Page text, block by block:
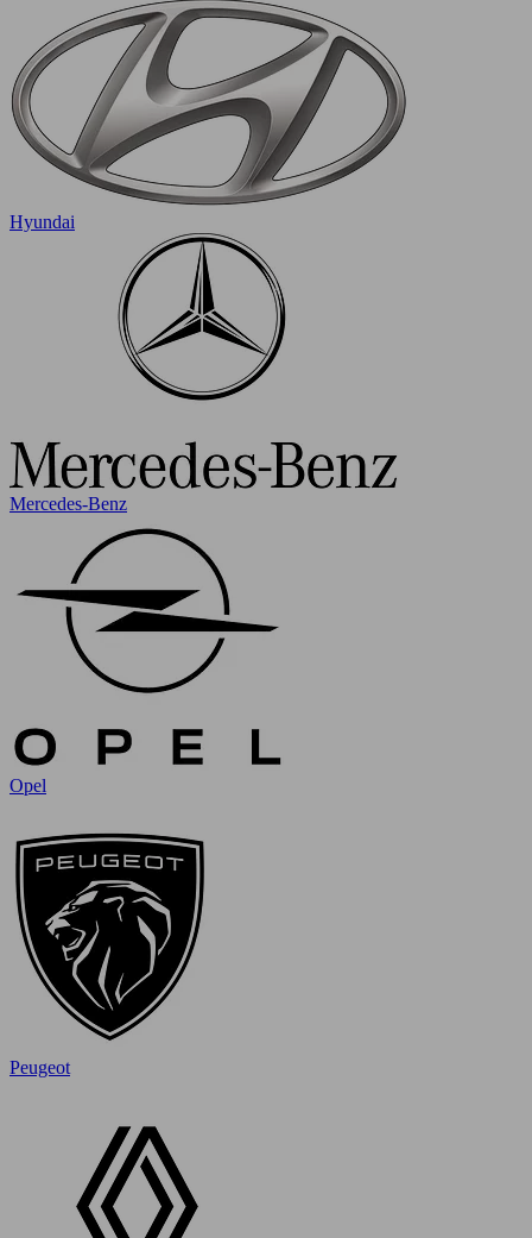
Hyundai
Mercedes-Benz
Opel
Peugeot